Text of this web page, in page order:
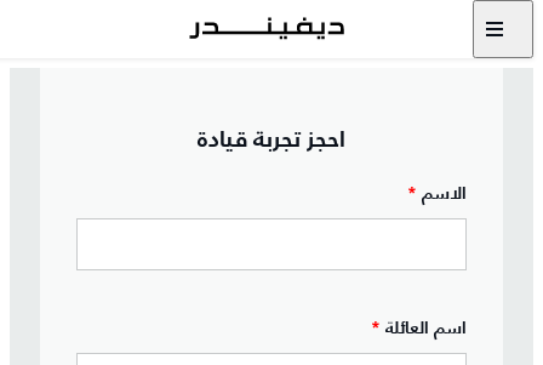
احجز تجربة قيادة
الاسم *
اسم العائلة *